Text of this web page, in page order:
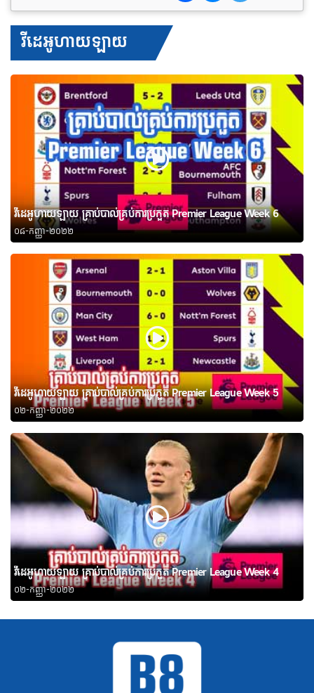
វីដេអូហាយឡាយ
វីដេអូហាយឡាយ គ្រាប់បាល់គ្រប់ការប្រកួត Premier League Week 6
០៨-កញ្ញា-២០២២
វីដេអូហាយឡាយ គ្រាប់បាល់គ្រប់ការប្រកួត Premier League Week 5
០២-កញ្ញា-២០២២
វីដេអូហាយឡាយ គ្រាប់បាល់គ្រប់ការប្រកួត Premier League Week 4
០២-កញ្ញា-២០២២